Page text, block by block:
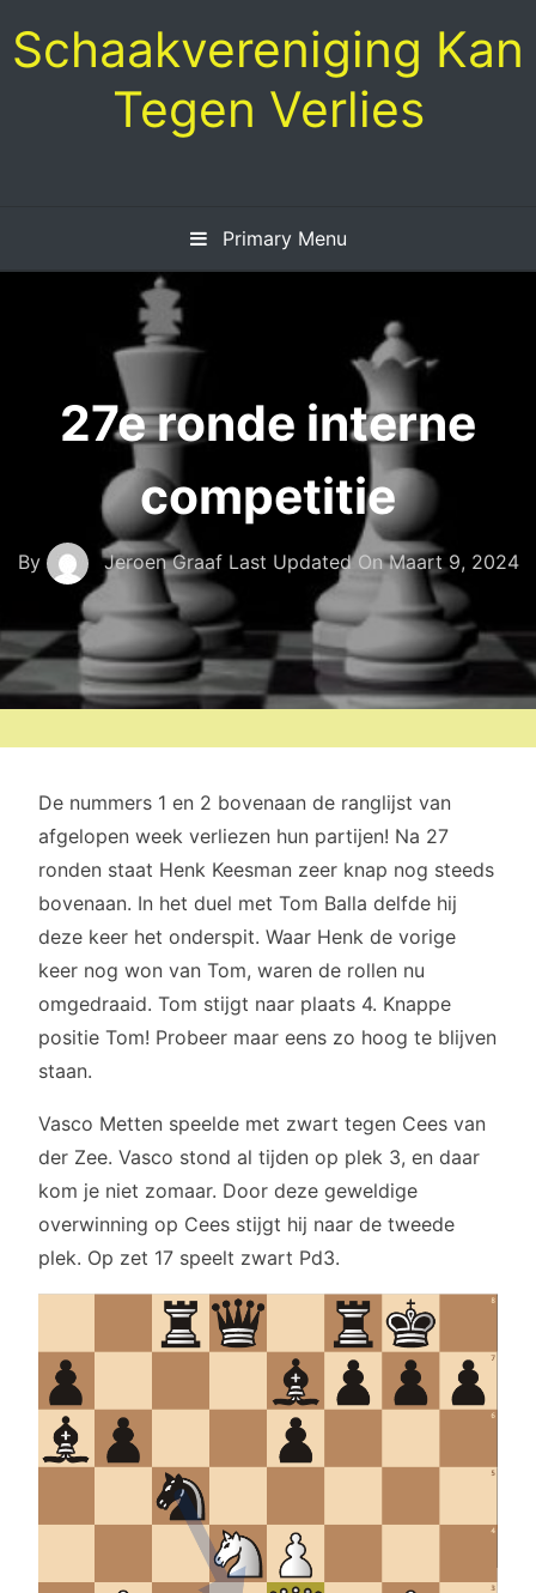
to
content
Schaakvereniging Kan
Tegen Verlies
Primary Menu
27e ronde interne
competitie
By Jeroen Graaf Last Updated OnMaart 9, 2024
De nummers 1 en 2 bovenaan de ranglijst van
afgelopen week verliezen hun partijen! Na 27
ronden staat Henk Keesman zeer knap nog steeds
bovenaan. In het duel met Tom Balla delfde hij
deze keer het onderspit. Waar Henk de vorige
keer nog won van Tom, waren de rollen nu
omgedraaid. Tom stijgt naar plaats 4. Knappe
positie Tom! Probeer maar eens zo hoog te blijven
staan.
Vasco Metten speelde met zwart tegen Cees van
der Zee. Vasco stond al tijden op plek 3, en daar
kom je niet zomaar. Door deze geweldige
overwinning op Cees stijgt hij naar de tweede
plek. Op zet 17 speelt zwart Pd3.